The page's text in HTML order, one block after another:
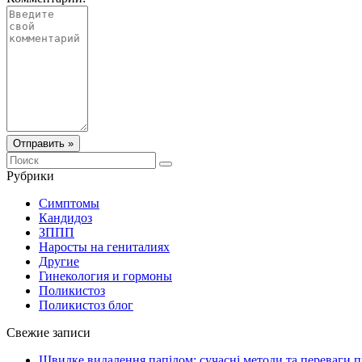
Отправить »
Рубрики
Симптомы
Кандидоз
ЗППП
Наросты на гениталиях
Другие
Гинекология и гормоны
Поликистоз
Поликистоз блог
Свежие записи